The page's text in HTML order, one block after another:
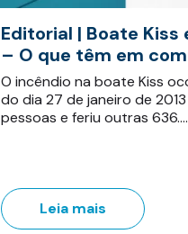
Editorial | Boate Kiss
– O que têm em
O incêndio na boate Kiss
do dia 27 de janeiro de
pessoas e feriu outras 636.…
Leia mais